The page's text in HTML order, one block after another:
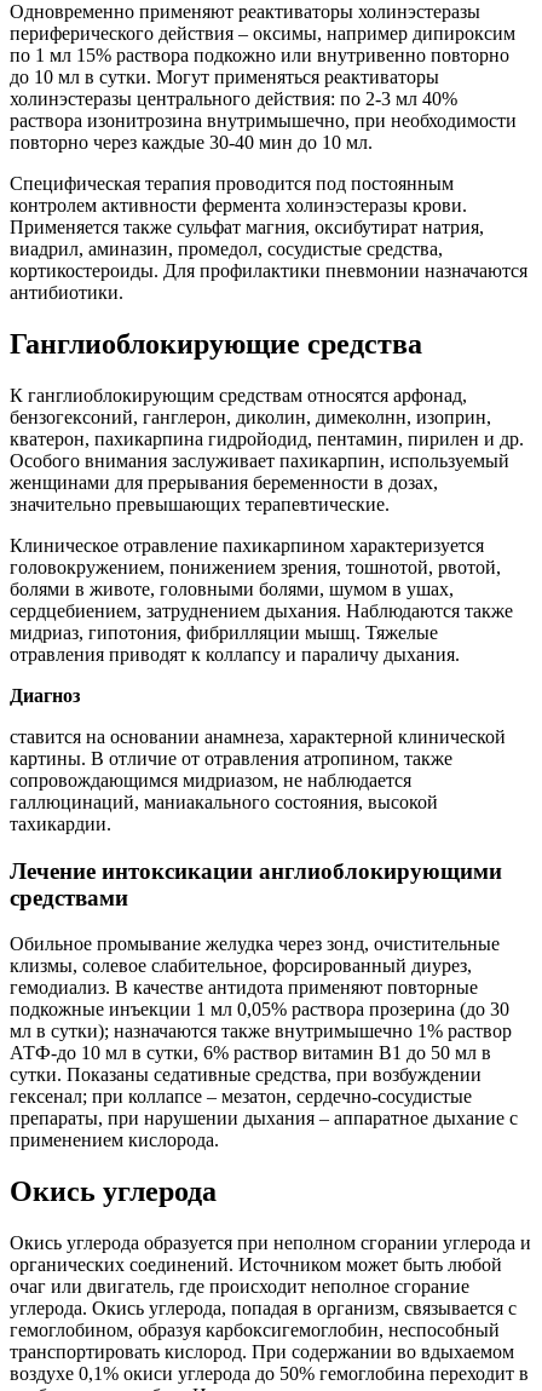
Одновременно применяют реактиваторы холинэстеразы
периферического действия – оксимы, например дипироксим
по 1 мл 15% раствора подкожно или внутривенно повторно
до 10 мл в сутки. Могут применяться реактиваторы
холинэстеразы центрального действия: по 2-3 мл 40%
раствора изонитрозина внутримышечно, при необходимости
повторно через каждые 30-40 мин до 10 мл.
Специфическая терапия проводится под постоянным
контролем активности фермента холинэстеразы крови.
Применяется также сульфат магния, оксибутират натрия,
виадрил, аминазин, промедол, сосудистые средства,
кортикостероиды. Для профилактики пневмонии назначаются
антибиотики.
Ганглиоблокирующие средства
К ганглиоблокирующим средствам относятся арфонад,
бензогексоний, ганглерон, диколин, димеколнн, изоприн,
кватерон, пахикарпина гидройодид, пентамин, пирилен и др.
Особого внимания заслуживает пахикарпин, используемый
женщинами для прерывания беременности в дозах,
значительно превышающих терапевтические.
Клиническое отравление пахикарпином характеризуется
головокружением, понижением зрения, тошнотой, рвотой,
болями в животе, головными болями, шумом в ушах,
сердцебиением, затруднением дыхания. Наблюдаются также
мидриаз, гипотония, фибрилляции мышц. Тяжелые
отравления приводят к коллапсу и параличу дыхания.
Диагноз
ставится на основании анамнеза, характерной клинической
картины. В отличие от отравления атропином, также
сопровождающимся мидриазом, не наблюдается
галлюцинаций, маниакального состояния, высокой
тахикардии.
Лечение интоксикации англиоблокирующими
средствами
Обильное промывание желудка через зонд, очистительные
клизмы, солевое слабительное, форсированный диурез,
гемодиализ. В качестве антидота применяют повторные
подкожные инъекции 1 мл 0,05% раствора прозерина (до 30
мл в сутки); назначаются также внутримышечно 1% раствор
АТФ-до 10 мл в сутки, 6% раствор витамин B1 до 50 мл в
сутки. Показаны седативные средства, при возбуждении
гексенал; при коллапсе – мезатон, сердечно-сосудистые
препараты, при нарушении дыхания – аппаратное дыхание с
применением кислорода.
Окись углерода
Окись углерода образуется при неполном сгорании углерода и
органических соединений. Источником может быть любой
очаг или двигатель, где происходит неполное сгорание
углерода. Окись углерода, попадая в организм, связывается с
гемоглобином, образуя карбоксигемоглобин, неспособный
транспортировать кислород. При содержании во вдыхаемом
воздухе 0,1% окиси углерода до 50% гемоглобина переходит в